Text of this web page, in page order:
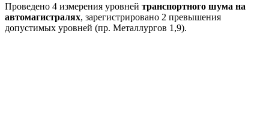
Проведено 4 измерения уровней транспортного шума на
автомагистралях, зарегистрировано 2 превышения
допустимых уровней (пр. Металлургов 1,9).